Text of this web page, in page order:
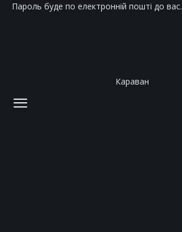
Пароль буде по електронній пошті до вас.
Караван